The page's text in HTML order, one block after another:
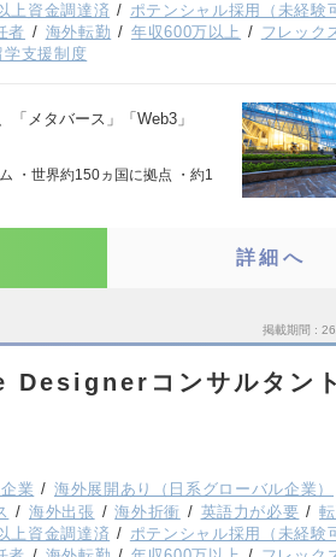
上資金調達済 ポテンシャル採用（未経験
者 海外転勤 年収600万以上
フレック
学支援制度
「メタバース」「Web3」
・世界約150ヵ国に拠点 ・約1
詳細へ
掲載期間
コンサルタン
業 海外展開あり（日系グローバル企業）
海外出張 海外折衝 英語力が必要
上資金調達済 ポテンシャル採用（未経験